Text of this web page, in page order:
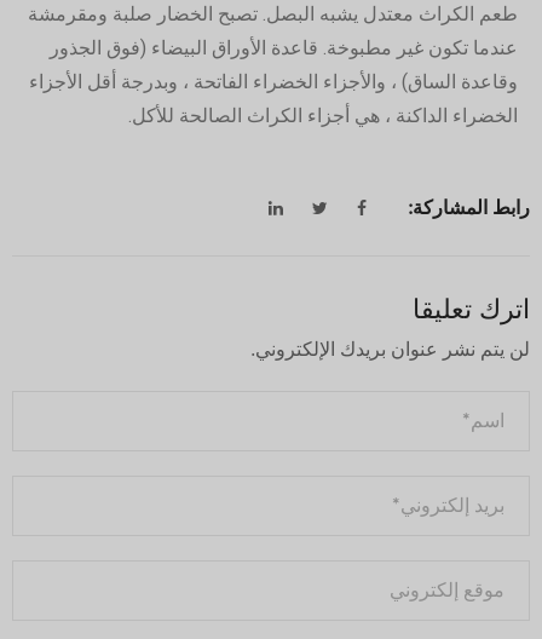
طعم الكراث معتدل يشبه البصل. تصبح الخضار صلبة ومقرمشة
عندما تكون غير مطبوخة. قاعدة الأوراق البيضاء (فوق الجذور
وقاعدة الساق) ، والأجزاء الخضراء الفاتحة ، وبدرجة أقل الأجزاء
الخضراء الداكنة ، هي أجزاء الكراث الصالحة للأكل.
رابط المشاركة:
اترك تعليقا
لن يتم نشر عنوان بريدك الإلكتروني.